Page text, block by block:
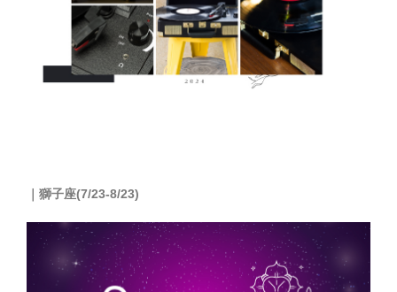
獅子座(7/23-8/23)